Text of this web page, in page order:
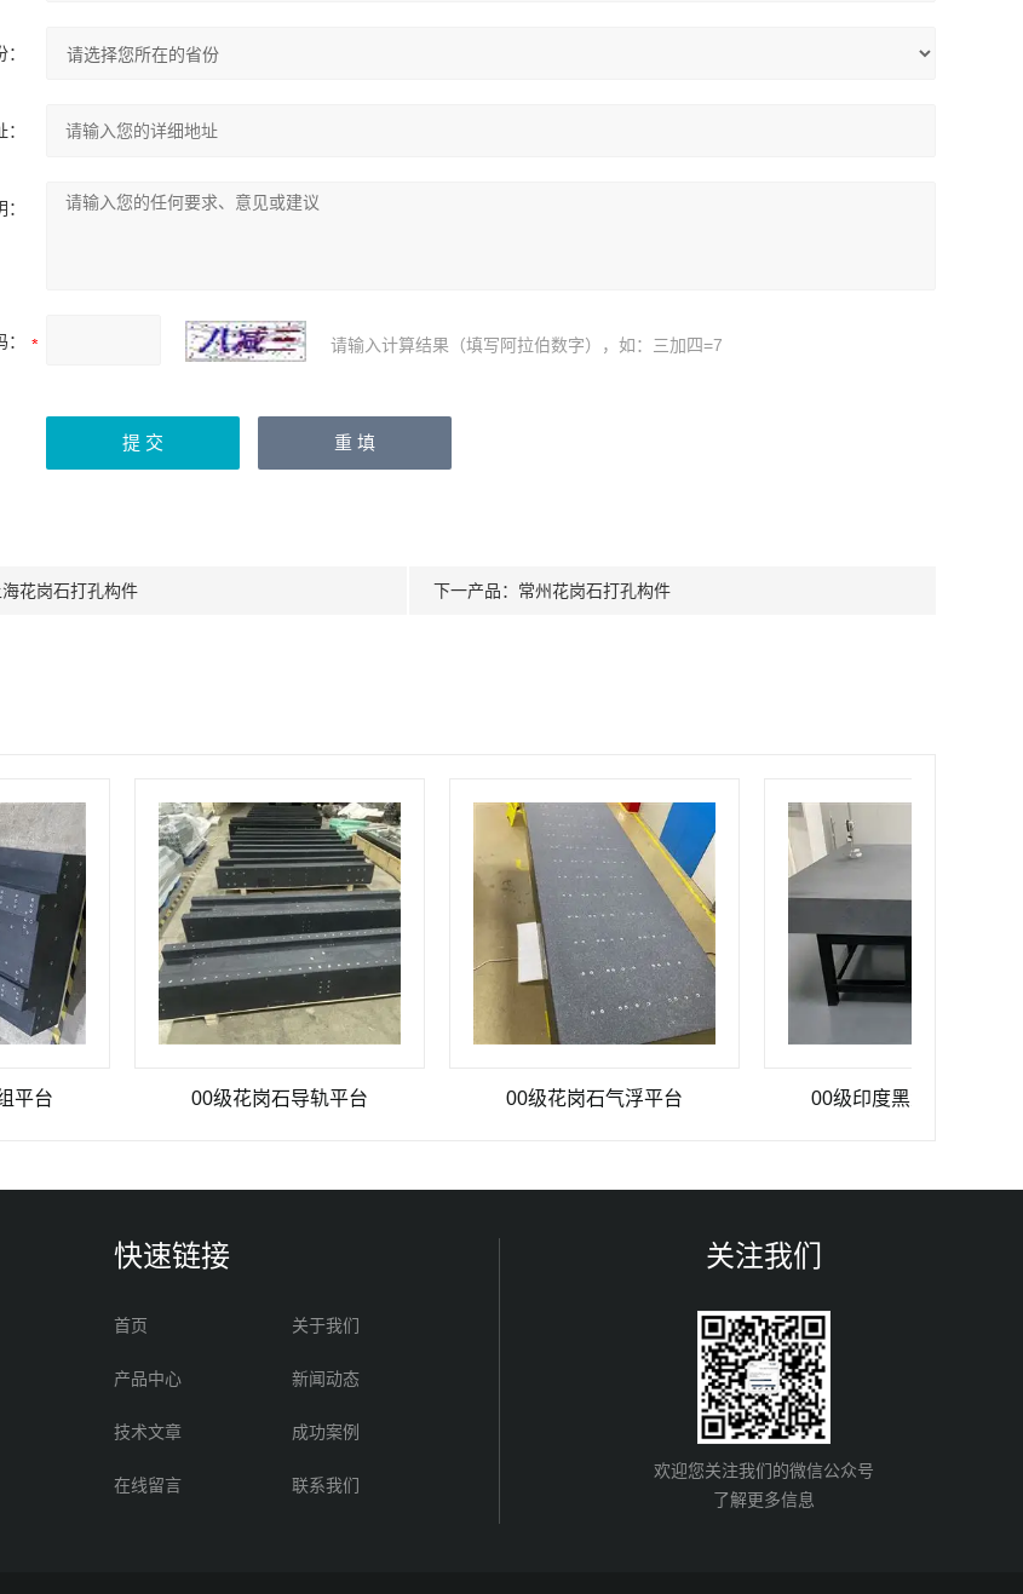
请输入计算结果（填写阿拉伯数字），如：三加四=7
海花岗石打孔构件​ 下一产品： 常州花岗石打孔构件​​​
00级花岗石导轨平台 00级花岗石气浮平台 00级印度黑大理石平台
快速链接
首页 关于我们
产品中心 新闻动态
技术文章 成功案例
在线留言 联系我们
关注我们
欢迎您关注我们的微信公众号
了解更多信息